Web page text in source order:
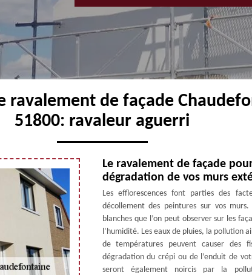
ravalement de façade
51800: ravaleur aguerri
Le ravalement de façade
dégradation de vos murs
Les efflorescences font parties des
décollement des peintures sur vos
blanches que l’on peut observer sur les
l’humidité. Les eaux de pluies, la pollution
de températures peuvent causer des
dégradation du crépi ou de l’enduit de
seront également noircis par la